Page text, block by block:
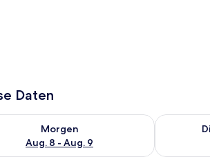
Daten
7 - Aug. 8.
Morgen
Aug. 8 - Aug. 9
die Verfügbarkeit für morgen, Aug. 8 -
Überprüfe